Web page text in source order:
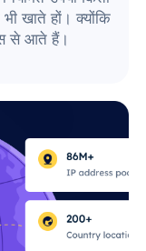
खाते हों। क्योंकि
से आते हैं।